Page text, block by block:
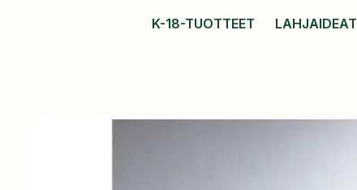
K-18-TUOTTEET
LAHJAIDEAT